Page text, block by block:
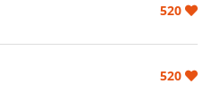
520
520